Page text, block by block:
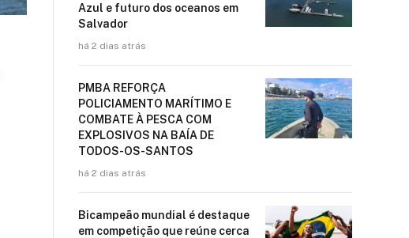
Azul e futuro dos oceanos em
Salvador
há 2 dias atrás
PMBA REFORÇA
POLICIAMENTO MARÍTIMO E
COMBATE À PESCA COM
EXPLOSIVOS NA BAÍA DE
TODOS-OS-SANTOS
há 2 dias atrás
Bicampeão mundial é destaque
em competição que reúne cerca